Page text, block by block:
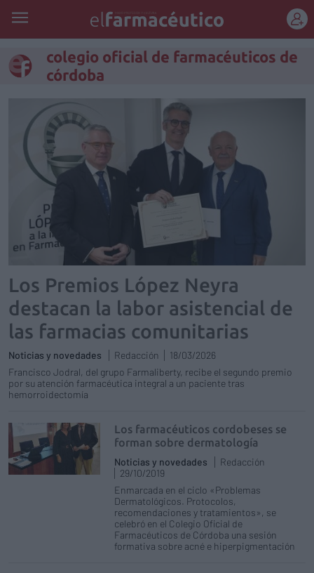
REGÍSTRATE
colegio oficial de farmacéuticos de
córdoba
Los Premios López Neyra
destacan la labor asistencial de
las farmacias comunitarias
Noticias y novedades Redacción
18/03/2026
Francisco Jodral, del grupo Farmaliberty, recibe el segundo premio
por su atención farmacéutica integral a un paciente tras
hemorroidectomía
Los farmacéuticos cordobeses se
forman sobre dermatología
Noticias y novedades
Redacción
29/10/2019
Enmarcada en el ciclo «Problemas
Dermatológicos. Protocolos,
recomendaciones y tratamientos», se
celebró en el Colegio Oficial de
Farmacéuticos de Córdoba una sesión
formativa sobre acné e hiperpigmentación